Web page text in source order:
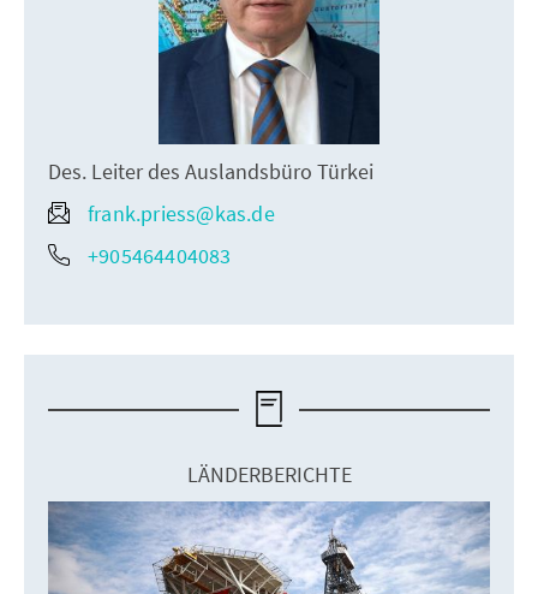
Des. Leiter des Auslandsbüro Türkei
frank.priess@kas.de
+905464404083
LÄNDERBERICHTE